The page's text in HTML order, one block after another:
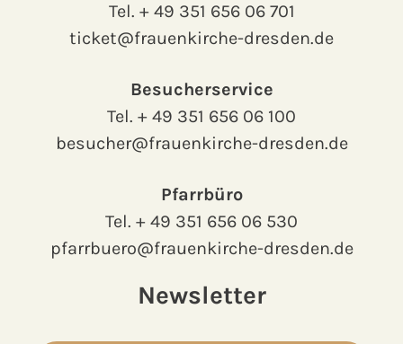
Tel. + 49 351 656 06 701
ticket@frauenkirche-dresden.de
Besucherservice
Tel. + 49 351 656 06 100
besucher@frauenkirche-dresden.de
Pfarrbüro
Tel. + 49 351 656 06 530
pfarrbuero@frauenkirche-dresden.de
Newsletter